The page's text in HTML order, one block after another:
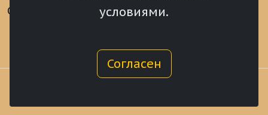
условиями.
Согласен
Опросы и голосования
Награды